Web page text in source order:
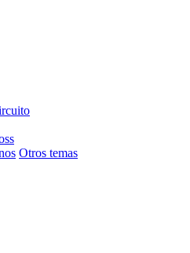
Otros temas